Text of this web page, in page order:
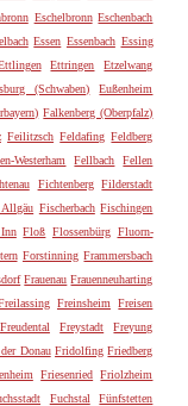
Eschelbronn Eschenbach
Essen Essenbach Essing
Ettringen
Etzelwang
(Schwaben)
Eußenheim
Falkenberg (Oberpfalz)
Feilitzsch Feldafing Feldberg
Westerham Fellbach
Fellen
Fichtenberg
Filderstadt
Fischerbach Fischingen
Floß Flossenbürg Fluorn-
Forstinning Frammersbach
Frauenau Frauenneuharting
Freinsheim
Freisen
Freudental Freystadt
Freyung
Donau Fridolfing Friedberg
Friesenried Friolzheim
Fuchstal
Fünfstetten